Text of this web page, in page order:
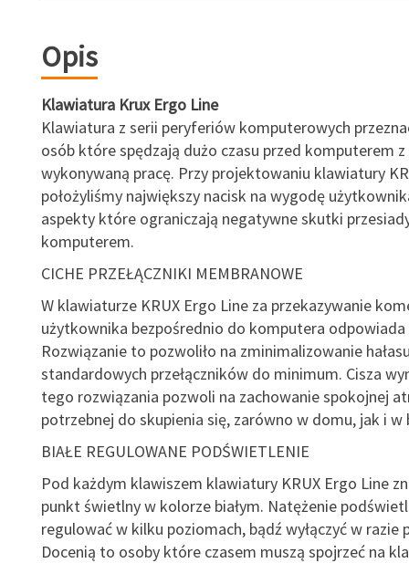
Opis
Klawiatura Krux Ergo Line
Klawiatura z serii peryferiów komputerowych
osób które spędzają dużo czasu przed komputerem z
wykonywaną pracę. Przy projektowaniu klawiatury
położyliśmy największy nacisk na wygodę
aspekty które ograniczają negatywne skutki
komputerem.
CICHE PRZEŁĄCZNIKI MEMBRANOWE
W klawiaturze KRUX Ergo Line za przekazywanie
użytkownika bezpośrednio do komputera odpowiada
Rozwiązanie to pozwoliło na zminimalizowanie
standardowych przełączników do minimum. Cisza
tego rozwiązania pozwoli na zachowanie spokojnej
potrzebnej do skupienia się, zarówno w domu, jak i w
BIAŁE REGULOWANE PODŚWIETLENIE
Pod każdym klawiszem klawiatury KRUX Ergo Line
punkt świetlny w kolorze białym. Natężenie
regulować w kilku poziomach, bądź wyłączyć w razie
Docenią to osoby które czasem muszą spojrzeć na